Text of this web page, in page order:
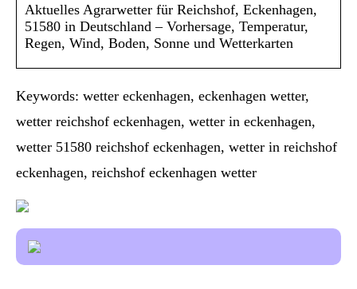
Aktuelles Agrarwetter für Reichshof, Eckenhagen,
51580 in Deutschland – Vorhersage, Temperatur,
Regen, Wind, Boden, Sonne und Wetterkarten
Keywords: wetter eckenhagen, eckenhagen wetter,
wetter reichshof eckenhagen, wetter in eckenhagen,
wetter 51580 reichshof eckenhagen, wetter in reichshof
eckenhagen, reichshof eckenhagen wetter